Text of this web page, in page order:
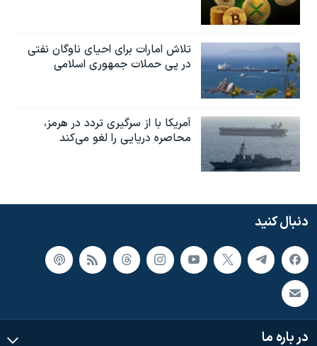
تلاش امارات برای احیای ناوگان نفتی
در پی حملات جمهوری اسلامی
آمریکا با از سرگیری تردد در هرمز،
محاصره دریایی را لغو می‌کند
دنبال کنید
در باره ما